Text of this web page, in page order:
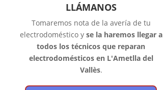
LLÁMANOS
Tomaremos nota de la avería de tu
electrodoméstico y se la haremos llegar a
todos los técnicos que reparan
electrodomésticos en L'Ametlla del
Vallès.